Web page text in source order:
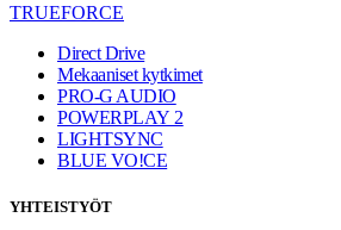
TRUEFORCE
Direct Drive
Mekaaniset kytkimet
PRO-G AUDIO
POWERPLAY 2
LIGHTSYNC
BLUE VO!CE
YHTEISTYÖT